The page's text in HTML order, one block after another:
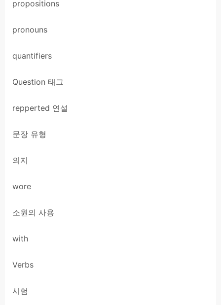
propositions
pronouns
quantifiers
Question 태그
repperted 연설
문장 유형
의지
wore
소원의 사용
with
Verbs
시험